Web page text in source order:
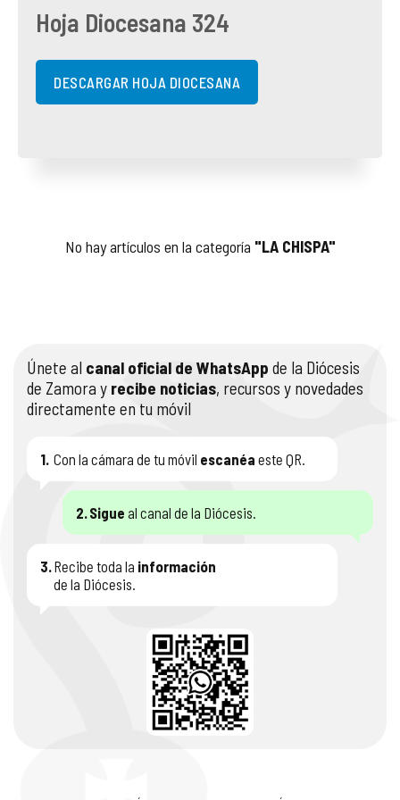
Hoja Diocesana 324
DESCARGAR HOJA DIOCESANA
No hay artículos en la categoría "LA CHISPA"
Únete al canal oficial de WhatsApp de la Diócesis
de Zamora y recibe noticias, recursos y novedades
directamente en tu móvil
1. Con la cámara de tu móvil escanéa este QR.
2.Sigue al canal de la Diócesis.
3.Recibe toda la información
de la Diócesis.
COMPLIANCE
DOCTRINA DE LA IGLESIA
PASTORAL SAMARITANA
CENTROS SOCIALES
IMÁGENES
VÍDEOS